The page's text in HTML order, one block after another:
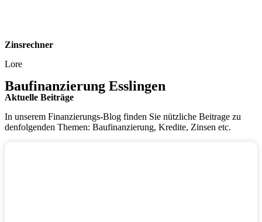
Zinsrechner
Lore
Baufinanzierung Esslingen
Aktuelle Beiträge
In unserem Finanzierungs-Blog finden Sie nützliche Beitrage zu
denfolgenden Themen: Baufinanzierung, Kredite, Zinsen etc.